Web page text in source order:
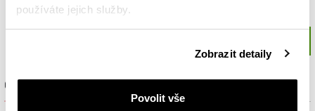
používáte jejich služby.
Zásadách ochrany osobních údajů
Zobrazit detaily
Povolit vše
Ověřit dostupnost a rezervovat na prodejně